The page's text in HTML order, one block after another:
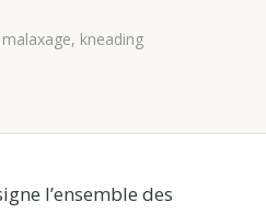
malaxage, kneading
l’ensemble des